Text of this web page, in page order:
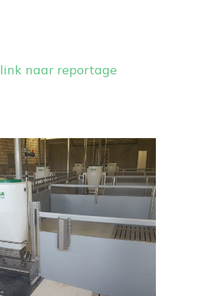
link naar reportage